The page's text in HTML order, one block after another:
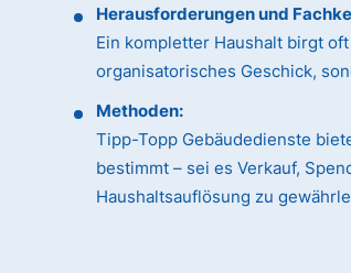
Herausforderungen und
Ein kompletter Haushalt birgt
organisatorisches Geschick,
Methoden:
Tipp-Topp Gebäudedienste
bestimmt – sei es Verkauf,
Haushaltsauflösung zu